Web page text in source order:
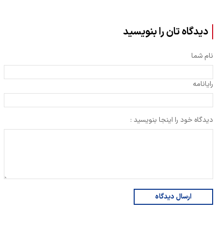
دیدگاه تان را بنویسید
نام شما
رایانامه
دیدگاه خود را اینجا بنویسید :
ارسال دیدگاه